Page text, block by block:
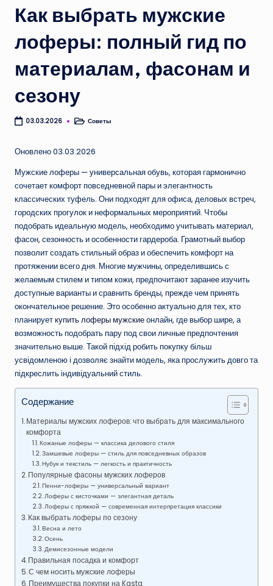
Как выбрать мужские
лоферы: полный гид по
материалам, фасонам и
сезону
03.03.2026
Опубликовано
Советы
Оновлено 03.03.2026
Мужские лоферы — универсальная обувь, которая гармонично
сочетает комфорт повседневной пары и элегантность
классических туфель. Они подходят для офиса, деловых встреч,
городских прогулок и неформальных мероприятий. Чтобы
подобрать идеальную модель, необходимо учитывать материал,
фасон, сезонность и особенности гардероба. Грамотный выбор
позволит создать стильный образ и обеспечить комфорт на
протяжении всего дня. Многие мужчины, определившись с
желаемым стилем и типом кожи, предпочитают заранее изучить
доступные варианты и сравнить бренды, прежде чем принять
окончательное решение. Это особенно актуально для тех, кто
планируеткупить лоферы мужскиеонлайн, где выбор шире, а
возможность подобрать пару под свои личные предпочтения
значительно выше. Такой підхід робить покупку більш
усвідомленою і дозволяє знайти модель, яка прослужить довго та
підкреслить індивідуальний стиль.
Содержание
Материалы мужских лоферов: что выбрать для максимального
комфорта
Кожаные лоферы — классика делового стиля
Замшевые лоферы — стиль для повседневных образов
Нубук и текстиль — легкость и практичность
Популярные фасоны мужских лоферов
Пенни-лоферы — универсальный вариант
Лоферы с кисточками — элегантная деталь
Лоферы с пряжкой — современная интерпретация классики
Как выбрать лоферы по сезону
Весна и лето
Осень
Демисезонные модели
Правильная посадка и комфорт
С чем носить мужские лоферы
Преимущества покупки на Kasta